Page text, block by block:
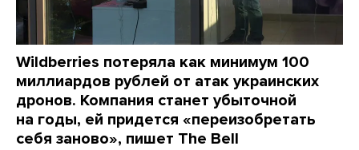
Wildberries потеряла как минимум 100
миллиардов рублей от атак украинских
дронов. Компания станет убыточной
на годы, ей придется «переизобретать
себя заново», пишет The Bell